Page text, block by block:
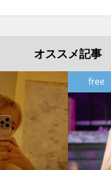
オススメ記事
free